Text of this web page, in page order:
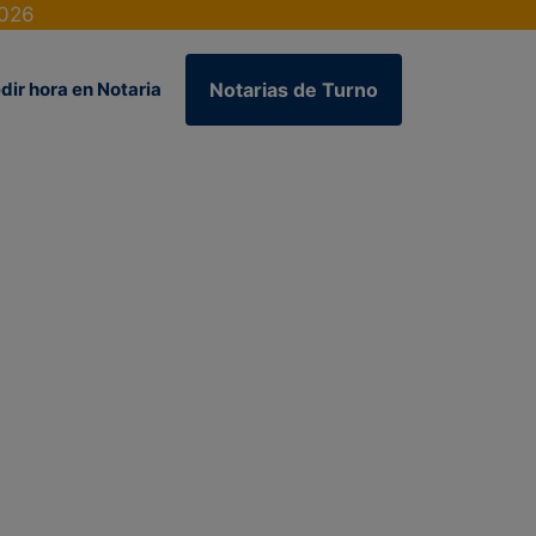
hora en Notaria Notarias de Turno